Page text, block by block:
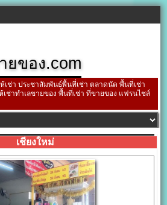
ยของ.com
เช่า ประชาสัมพันธ์พื้นที่เช่า ตลาดนัด พื้นที่เช่า
ช่าทำเลขายของ พื้นที่เช่า ที่ขายของ แฟรนไชส์
เชียงใหม่